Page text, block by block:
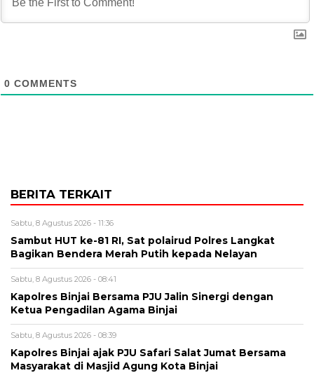
0 COMMENTS
BERITA TERKAIT
Sabtu, 8 Agustus 2026 - 11:36
Sambut HUT ke-81 RI, Sat polairud Polres Langkat
Bagikan Bendera Merah Putih kepada Nelayan
Sabtu, 8 Agustus 2026 - 08:41
Kapolres Binjai Bersama PJU Jalin Sinergi dengan
Ketua Pengadilan Agama Binjai
Sabtu, 8 Agustus 2026 - 08:39
Kapolres Binjai ajak PJU Safari Salat Jumat Bersama
Masyarakat di Masjid Agung Kota Binjai